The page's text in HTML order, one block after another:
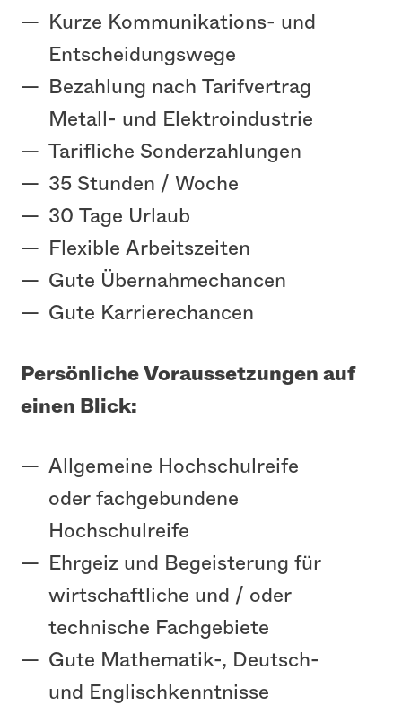
Kurze Kommunikations- und
Entscheidungswege
Bezahlung nach Tarifvertrag
Metall- und Elektroindustrie
Tarifliche Sonderzahlungen
35 Stunden / Woche
30 Tage Urlaub
Flexible Arbeitszeiten
Gute Übernahmechancen
Gute Karrierechancen
Persönliche Voraussetzungen auf
einen Blick:
Allgemeine Hochschulreife
oder fachgebundene
Hochschulreife
Ehrgeiz und Begeisterung für
wirtschaftliche und / oder
technische Fachgebiete
Gute Mathematik-, Deutsch-
und Englischkenntnisse